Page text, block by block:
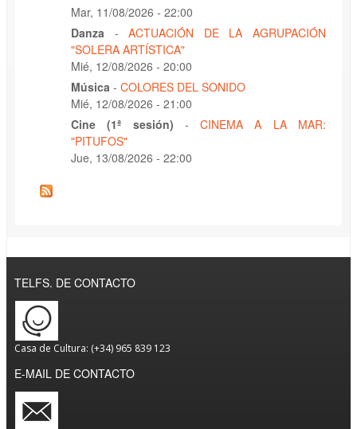
Mar, 11/08/2026 - 22:00
Danza
-ACTUACIÓN DE LA AGRUPACIÓN
"SOLERA ARTÍSTICA"
Mié, 12/08/2026 - 20:00
Música - COLORES DEL SONIDO
Mié, 12/08/2026 - 21:00
Cine (1ª sesión)
-CINEMA A LA MAR:
"PITUFOS"
Jue, 13/08/2026 - 22:00
TELFS. DE CONTACTO
Casa de Cultura: (+34) 965 839 123
E-MAIL DE CONTACTO